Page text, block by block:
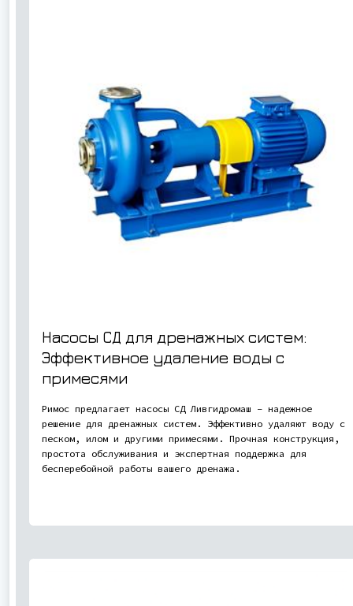
Насосы СД для дренажных систем:
Эффективное удаление воды с
примесями
Римос предлагает насосы СД Ливгидромаш – надежное
решение для дренажных систем. Эффективно удаляют воду с
песком, илом и другими примесями. Прочная конструкция,
простота обслуживания и экспертная поддержка для
бесперебойной работы вашего дренажа.